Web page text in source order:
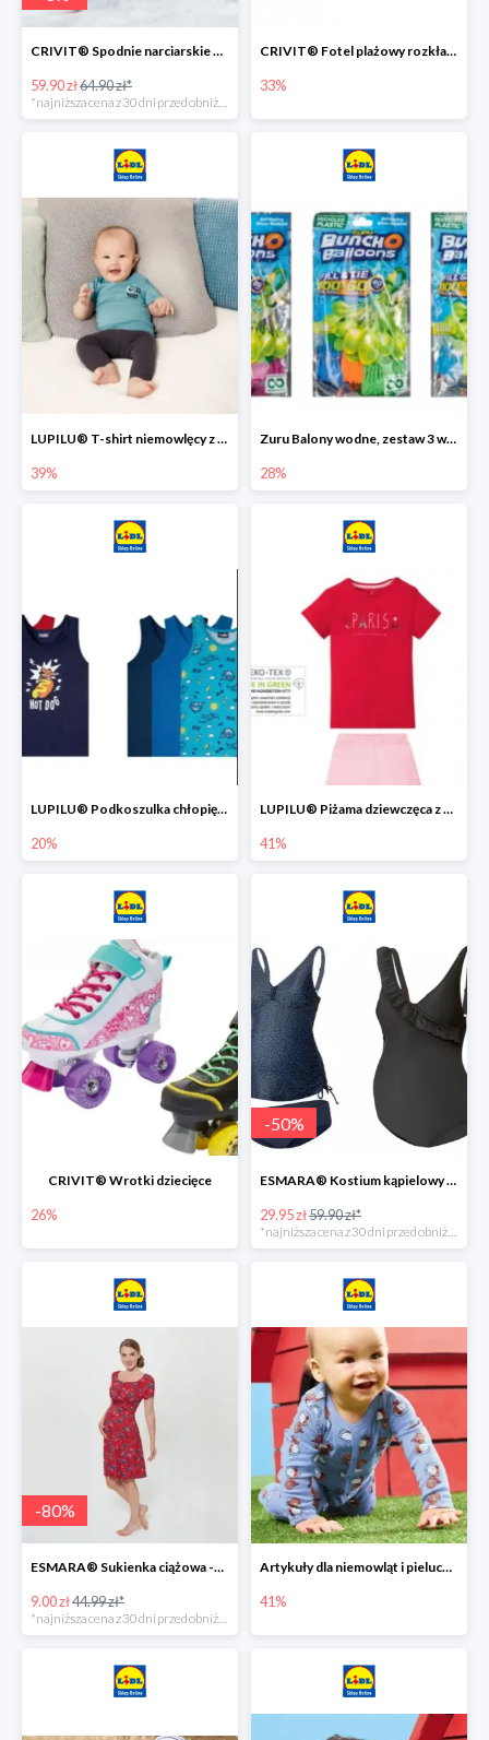
CRIVIT® Spodnie narciarskie dziewczęce
59.90 zł64.90 zł*
*najniższa cena z 30 dni przed obniżką
CRIVIT® Fotel plażowy rozkładany / Brodzik dziecięcy
33%
LUPILU® T-shirt niemowlęcy z biobawełny -39%
39%
Zuru Balony wodne, zestaw 3 wiązek -28%
28%
LUPILU® Podkoszulka chłopięca z bawełny -20%
20%
LUPILU® Piżama dziewczęca z bawełny -41%
41%
CRIVIT® Wrotki dziecięce
26%
-50%
ESMARA® Kostium kąpielowy ciążowy lub tankini ciążowe -50%
29.95 zł59.90 zł*
-80%
ESMARA® Sukienka ciążowa -79%
9.00 zł44.99 zł*
Artykuły dla niemowląt i pieluchy w Lidlu Online do -41%
41%